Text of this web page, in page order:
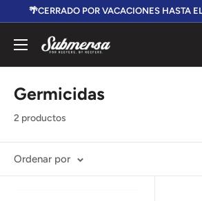
contenido
🌴CERRADO POR VACACIONES HASTA
Submersa
Germicidas
2 productos
Ordenar por